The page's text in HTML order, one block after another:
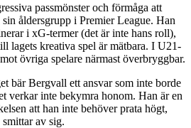
passmönster och förmåga att
åldersgrupp i Premier League. Han
i xG-termer (det är inte hans roll),
lagets kreativa spel är mätbara. I U21-
övriga spelare närmast överbryggbar.
bär Bergvall ett ansvar som inte borde
verkar inte bekymra honom. Han är en
att han inte behöver prata högt,
smittar av sig.